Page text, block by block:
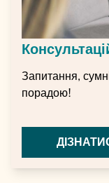
Запитання,
порадою!